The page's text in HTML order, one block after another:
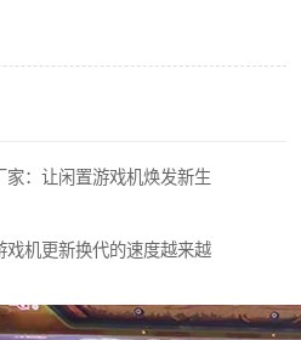
家：让闲置游戏机焕发新生
戏机更新换代的速度越来越